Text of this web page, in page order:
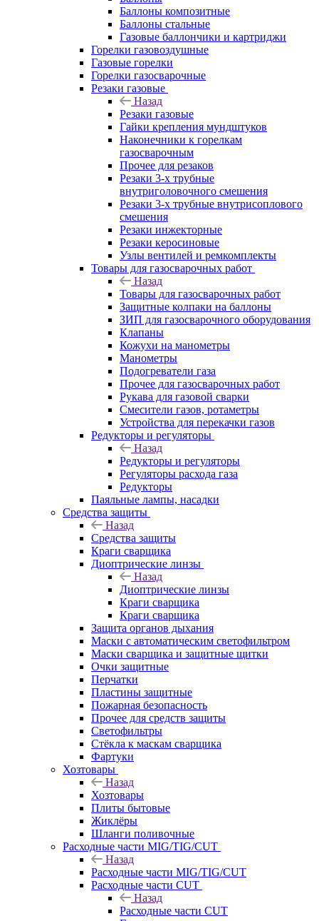
Баллоны композитные
Баллоны стальные
Газовые баллончики и картриджи
Горелки газовоздушные
Газовые горелки
Горелки газосварочные
Резаки газовые
Назад
Резаки газовые
Гайки крепления мундштуков
Наконечники к горелкам
газосварочным
Прочее для резаков
Резаки 3-х трубные
внутриголовочного смешения
Резаки 3-х трубные внутрисоплового
смешения
Резаки инжекторные
Резаки керосиновые
Узлы вентилей и ремкомплекты
Товары для газосварочных работ
Назад
Товары для газосварочных работ
Защитные колпаки на баллоны
ЗИП для газосварочного оборудования
Клапаны
Кожухи на манометры
Манометры
Подогреватели газа
Прочее для газосварочных работ
Рукава для газовой сварки
Смесители газов, ротаметры
Устройства для перекачки газов
Редукторы и регуляторы
Назад
Редукторы и регуляторы
Регуляторы расхода газа
Редукторы
Паяльные лампы, насадки
Средства защиты
Назад
Средства защиты
Краги сварщика
Диоптрические линзы
Назад
Диоптрические линзы
Краги сварщика
Краги сварщика
Защита органов дыхания
Маски с автоматическим светофильтром
Маски сварщика и защитные щитки
Очки защитные
Перчатки
Пластины защитные
Пожарная безопасность
Прочее для средств защиты
Светофильтры
Стёкла к маскам сварщика
Фартуки
Хозтовары
Назад
Хозтовары
Плиты бытовые
Жиклёры
Шланги поливочные
Расходные части MIG/TIG/CUT
Назад
Расходные части MIG/TIG/CUT
Расходные части CUT
Назад
Расходные части CUT